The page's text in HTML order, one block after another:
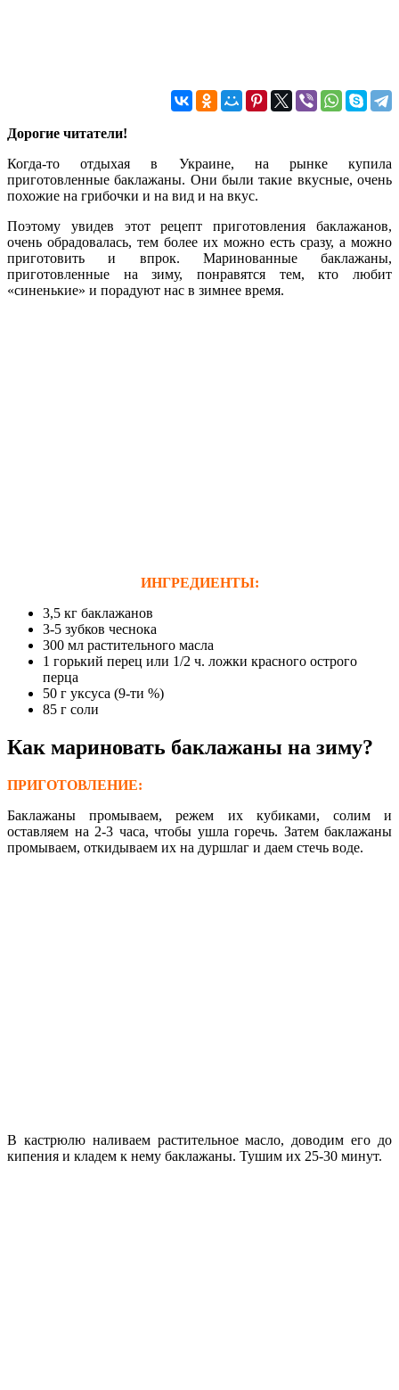
Дорогие читатели!
Когда-то отдыхая в Украине, на рынке купила
приготовленные баклажаны. Они были такие вкусные, очень
похожие на грибочки и на вид и на вкус.
Поэтому увидев этот рецепт приготовления баклажанов,
очень обрадовалась, тем более их можно есть сразу, а можно
приготовить и впрок. Маринованные баклажаны,
приготовленные на зиму, понравятся тем, кто любит
«синенькие» и порадуют нас в зимнее время.
ИНГРЕДИЕНТЫ:
3,5 кг баклажанов
3-5 зубков чеснока
300 мл растительного масла
1 горький перец или 1/2 ч. ложки красного острого
перца
50 г уксуса (9-ти %)
85 г соли
Как мариновать баклажаны на зиму?
ПРИГОТОВЛЕНИЕ:
Баклажаны промываем, режем их кубиками, солим и
оставляем на 2-3 часа, чтобы ушла горечь. Затем баклажаны
промываем, откидываем их на дуршлаг и даем стечь воде.
В кастрюлю наливаем растительное масло, доводим его до
кипения и кладем к нему баклажаны. Тушим их 25-30 минут.